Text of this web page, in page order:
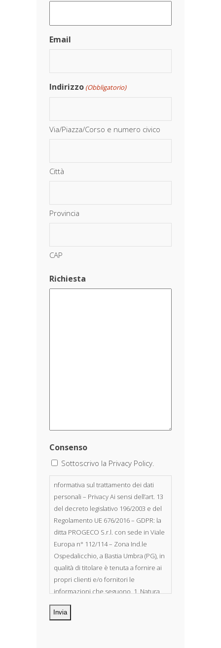
Email
Indirizzo (Obbligatorio)
Via/Piazza/Corso e numero civico
Città
Provincia
CAP
Richiesta
Consenso
Sottoscrivo la Privacy Policy.
nformativa sul trattamento dei dati
personali – Privacy Ai sensi dell’art. 13
del decreto legislativo 196/2003 e del
Regolamento UE 676/2016 – GDPR: la
ditta PROGECO S.r.l. con sede in Viale
Europa n° 112/114 – Zona Ind.le
Ospedalicchio, a Bastia Umbra (PG), in
qualità di titolare è tenuta a fornire ai
propri clienti e/o fornitori le
informazioni che seguono. 1. Natura
dei dati personali Costituiscono
oggetto di trattamento i Suoi dati